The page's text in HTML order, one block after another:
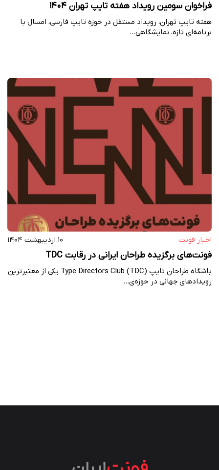
فراخوان سومین رویداد هفته تایپ تهران ۱۴۰۴
هفته تایپ تهران، رویداد مستقل در حوزه تایپ فارسی، امسال با
برنامه‌ای تازه، نمایشگاهی…
اخبار فونت ۱۰ اردیبهشت ۱۴۰۴
فونت‌های برگزیده طراحان ایرانی در رقابت TDC
باشگاه طراحان تایپ Type Directors Club (TDC) یکی از معتبرترین
رویدادهای جهانی در حوزه‌ی…